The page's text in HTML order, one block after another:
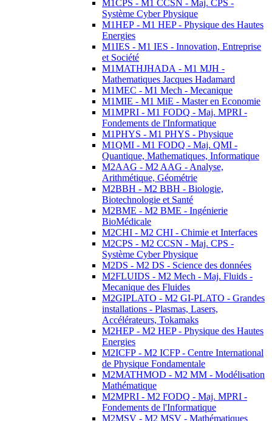
M1CPS - M1 CCSN - Maj. CPS -
Système Cyber Physique
M1HEP - M1 HEP - Physique des Hautes
Energies
M1IES - M1 IES - Innovation, Entreprise
et Société
M1MATHJHADA - M1 MJH -
Mathematiques Jacques Hadamard
M1MEC - M1 Mech - Mecanique
M1MIE - M1 MiE - Master en Economie
M1MPRI - M1 FODQ - Maj. MPRI -
Fondements de l'Informatique
M1PHYS - M1 PHYS - Physique
M1QMI - M1 FODQ - Maj. QMI -
Quantique, Mathematiques, Informatique
M2AAG - M2 AAG - Analyse,
Arithmétique, Géométrie
M2BBH - M2 BBH - Biologie,
Biotechnologie et Santé
M2BME - M2 BME - Ingénierie
BioMédicale
M2CHI - M2 CHI - Chimie et Interfaces
M2CPS - M2 CCSN - Maj. CPS -
Système Cyber Physique
M2DS - M2 DS - Science des données
M2FLUIDS - M2 Mech - Maj. Fluids -
Mecanique des Fluides
M2GIPLATO - M2 GI-PLATO - Grandes
installations - Plasmas, Lasers,
Accélérateurs, Tokamaks
M2HEP - M2 HEP - Physique des Hautes
Energies
M2ICFP - M2 ICFP - Centre International
de Physique Fondamentale
M2MATHMOD - M2 MM - Modélisation
Mathématique
M2MPRI - M2 FODQ - Maj. MPRI -
Fondements de l'Informatique
M2MSV - M2 MSV - Mathématiques